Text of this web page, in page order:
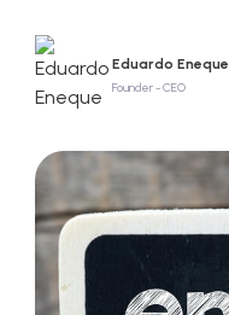
Eduardo Eneque
Founder - CEO